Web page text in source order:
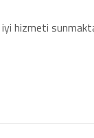
hizmeti